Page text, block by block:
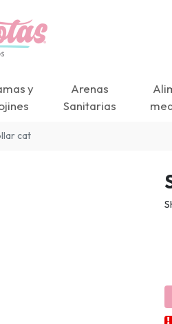
y
Arenas
Sanitarias
cat